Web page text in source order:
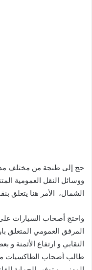
حج إلى طنجة من مختلف
ووسائل النقل العمومية
الشمال، الأمر هنا يتعلق
واحتج أصحاب السيارات
المرفق العمومي المتعلق
النقابي و ارتفاع الأثمنة
طالب أصحاب الطاكسيات